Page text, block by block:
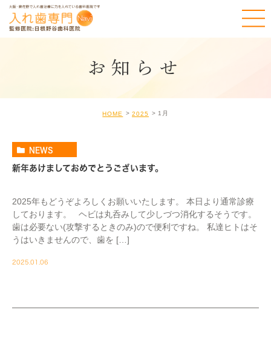
お知らせ
HOME 2025 1月
NEWS
新年あけましておめでとうございます。
2025年もどうぞよろしくお願いいたします。 本日より通常診療
しております。 ヘビは丸呑みして少しづつ消化するそうです。
歯は必要ない(攻撃するときのみ)ので便利ですね。 私達ヒトはそ
うはいきませんので、歯を […]
2025.01.06